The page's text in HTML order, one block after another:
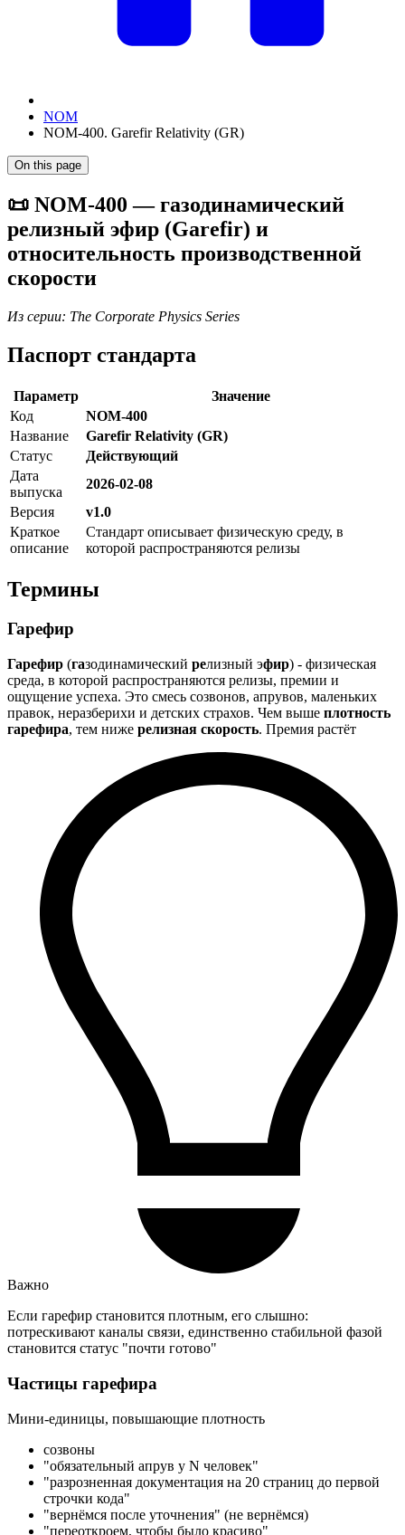
NOM
NOM-400. Garefir Relativity (GR)
On this page
📜 NOM-400 — газодинамический
релизный эфир (Garefir) и
относительность производственной
скорости
Из серии: The Corporate Physics Series
Паспорт стандарта
Параметр
Значение
Код
NOM-400
Название
Garefir Relativity (GR)
Статус
Действующий
Дата
выпуска
2026-02-08
Версия
v1.0
Краткое
описание
Стандарт описывает физическую среду, в
которой распространяются релизы
Термины
Гарефир
Гарефир (газодинамический релизный эфир) - физическая
среда, в которой распространяются релизы, премии и
ощущение успеха. Это смесь созвонов, апрувов, маленьких
правок, неразберихи и детских страхов. Чем выше плотность
гарефира, тем ниже релизная скорость. Премия растёт
Важно
Если гарефир становится плотным, его слышно:
потрескивают каналы связи, единственно стабильной фазой
становится статус "почти готово"
Частицы гарефира
Мини-единицы, повышающие плотность
созвоны
"обязательный апрув у N человек"
"разрозненная документация на 20 страниц до первой
строчки кода"
"вернёмся после уточнения" (не вернёмся)
"переоткроем, чтобы было красиво"